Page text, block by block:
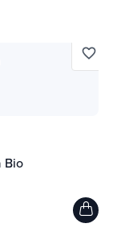
Bio
favorite_border